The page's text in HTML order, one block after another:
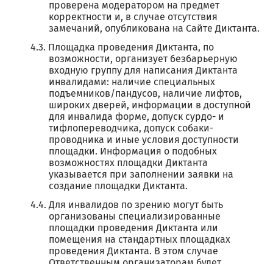
проверена модератором на предмет
корректности и, в случае отсутствия
замечаний, опубликована на Сайте Диктанта.
Площадка проведения Диктанта, по
возможности, организует безбарьерную
входную группу для написания Диктанта
инвалидами: наличие специальных
подъемников/пандусов, наличие лифтов,
широких дверей, информации в доступной
для инвалида форме, допуск сурдо- и
тифлопереводчика, допуск собаки-
проводника и иные условия доступности
площадки. Информация о подобных
возможностях площадки Диктанта
указывается при заполнении заявки на
создание площадки Диктанта.
Для инвалидов по зрению могут быть
организованы специализированные
площадки проведения Диктанта или
помещения на стандартных площадках
проведения Диктанта. В этом случае